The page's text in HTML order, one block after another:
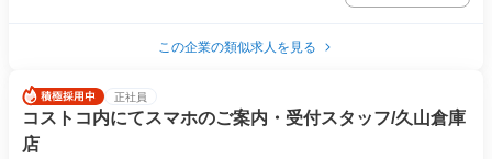
この企業の類似求人を見る
正社員
コストコ内にてスマホのご案内・受付スタッフ/久山倉庫
店